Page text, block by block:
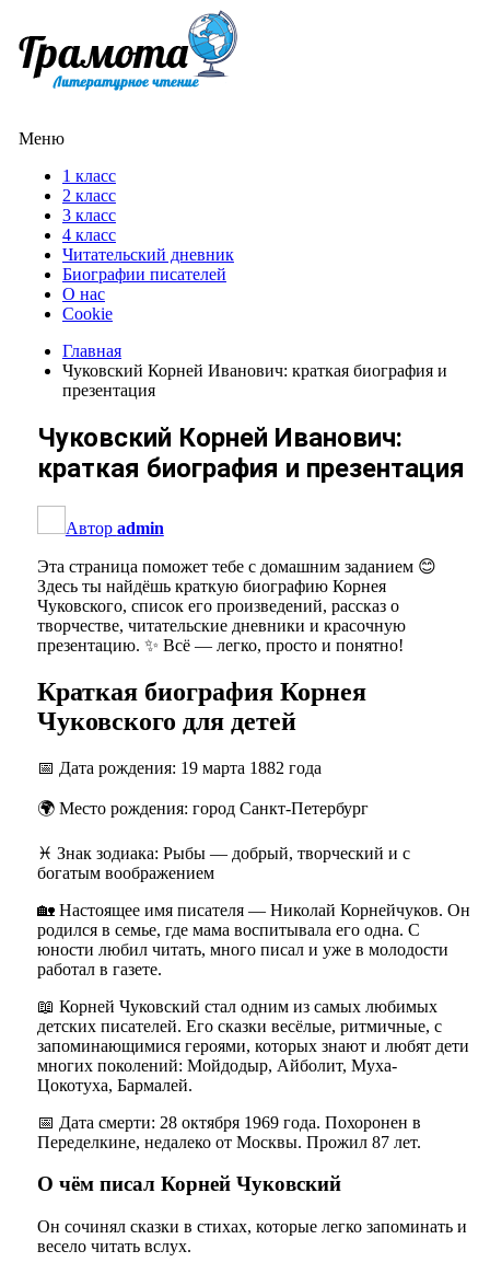
Меню
1 класс
2 класс
3 класс
4 класс
Читательский дневник
Биографии писателей
О нас
Cookie
Главная
Чуковский Корней Иванович: краткая биография и
презентация
Чуковский Корней Иванович:
краткая биография и презентация
Автор admin
Эта страница поможет тебе с домашним заданием 😊
Здесь ты найдёшь краткую биографию Корнея
Чуковского, список его произведений, рассказ о
творчестве, читательские дневники и красочную
презентацию. ✨ Всё — легко, просто и понятно!
Краткая биография Корнея
Чуковского для детей
📅 Дата рождения: 19 марта 1882 года
🌍 Место рождения: город Санкт-Петербург
♓ Знак зодиака: Рыбы — добрый, творческий и с
богатым воображением
🏡 Настоящее имя писателя — Николай Корнейчуков. Он
родился в семье, где мама воспитывала его одна. С
юности любил читать, много писал и уже в молодости
работал в газете.
📖 Корней Чуковский стал одним из самых любимых
детских писателей. Его сказки весёлые, ритмичные, с
запоминающимися героями, которых знают и любят дети
многих поколений: Мойдодыр, Айболит, Муха-
Цокотуха, Бармалей.
📅 Дата смерти: 28 октября 1969 года. Похоронен в
Переделкине, недалеко от Москвы. Прожил 87 лет.
О чём писал Корней Чуковский
Он сочинял сказки в стихах, которые легко запоминать и
весело читать вслух.